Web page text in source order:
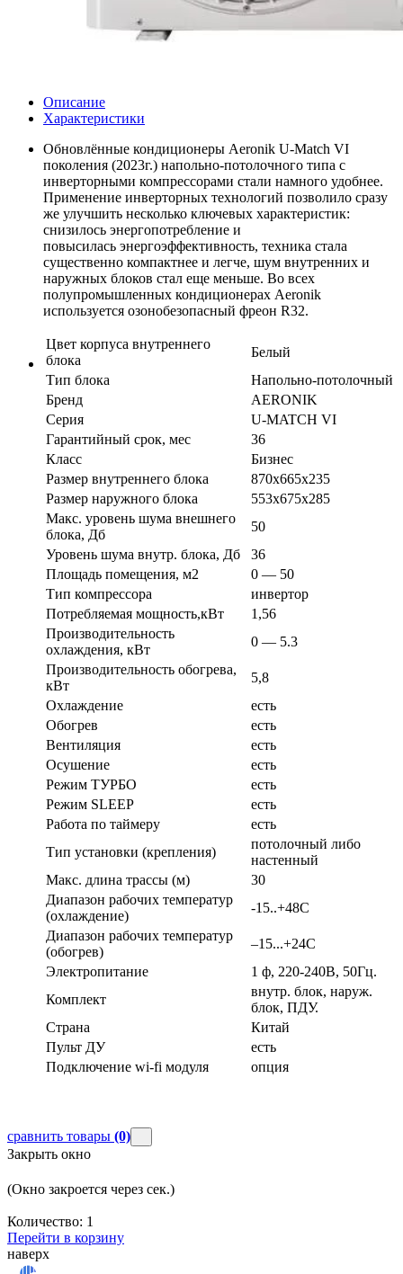
Описание
Характеристики
Обновлённые кондиционеры Aeronik U-Match VI
поколения (2023г.) напольно-потолочного типа с
инверторными компрессорами стали намного удобнее.
Применение инверторных технологий позволило сразу
же улучшить несколько ключевых характеристик:
снизилось энергопотребление и
повысилась энергоэффективность, техника стала
существенно компактнее и легче, шум внутренних и
наружных блоков стал еще меньше. Во всех
полупромышленных кондиционерах Aeronik
используется озонобезопасный фреон R32.
Цвет корпуса внутреннего
блока
Белый
Тип блока
Напольно-потолочный
Бренд
AERONIK
Серия
U-MATCH VI
Гарантийный срок, мес
36
Класс
Бизнес
Размер внутреннего блока
870х665х235
Размер наружного блока
553х675х285
Макс. уровень шума внешнего
блока, Дб
50
Уровень шума внутр. блока, Дб
36
Площадь помещения, м2
0 — 50
Тип компрессора
инвертор
Потребляемая мощность,кВт
1,56
Производительность
охлаждения, кВт
0 — 5.3
Производительность обогрева,
кВт
5,8
Охлаждение
есть
Обогрев
есть
Вентиляция
есть
Осушение
есть
Режим ТУРБО
есть
Режим SLEEP
есть
Работа по таймеру
есть
Тип установки (крепления)
потолочный либо
настенный
Макс. длина трассы (м)
30
Диапазон рабочих температур
(охлаждение)
-15..+48С
Диапазон рабочих температур
(обогрев)
–15...+24С
Электропитание
1 ф, 220-240В, 50Гц.
Комплект
внутр. блок, наруж.
блок, ПДУ.
Страна
Китай
Пульт ДУ
есть
Подключение wi-fi модуля
опция
сравнить товары (0)
Закрыть окно
(Окно закроется через сек.)
Количество: 1
Перейти в корзину
наверх